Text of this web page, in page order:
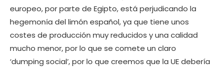
europeo, por parte de Egipto, está perjudicando la
hegemonía del limón español, ya que tiene unos
costes de producción muy reducidos y una calidad
mucho menor, por lo que se comete un claro
‘dumping social’, por lo que creemos que la UE debería